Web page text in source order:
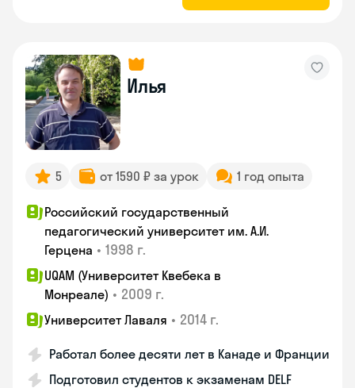
Илья
5 от 1590 ₽ за урок 1 год опыта
Российский государственный
педагогический университет им. А.И.
Герцена • 1998 г.
UQAM (Университет Квебека в
Монреале) • 2009 г.
Университет Лаваля • 2014 г.
Работал более десяти лет в Канаде и Франции
Подготовил студентов к экзаменам DELF